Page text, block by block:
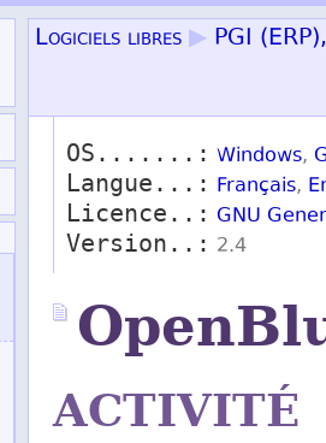
Logiciels libres ▶ PGI
OS.......: Windows,
Langue...: Français,
Licence..: GNU
Version..: 2.4
ACTIVITÉ